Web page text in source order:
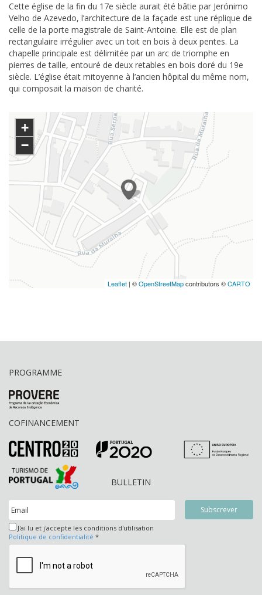
Cette église de la fin du 17e siècle aurait été bâtie par Jerónimo
Velho de Azevedo, l’architecture de la façade est une réplique de
celle de la porte magistrale de Saint-Antoine. Elle est de plan
rectangulaire irrégulier avec un toit en bois à deux pentes. La
chapelle principale est délimitée par un arc de triomphe en
pierres de taille, entouré de deux retables en bois doré du 19e
siècle. L’église était mitoyenne à l’ancien hôpital du même nom,
qui composait la maison de charité.
+
−
Leaflet | ©OpenStreetMapcontributors ©CARTO
PROGRAMME
COFINANCEMENT
BULLETIN
J'ai lu et j'accepte les conditions d'utilisation
Politique de confidentialité *